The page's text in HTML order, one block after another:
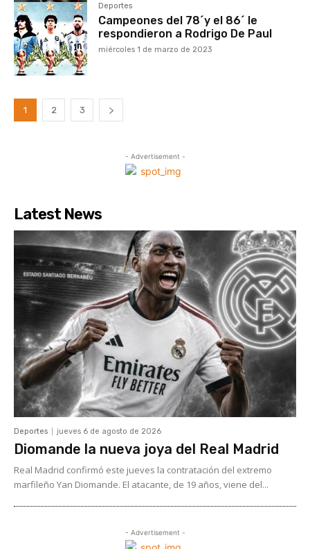
Deportes
Campeones del 78´y el 86´ le
respondieron a Rodrigo De Paul
miércoles 1 de marzo de 2023
1 2 3
- Advertisement -
Latest News
Deportes jueves 6 de agosto de 2026
Diomande la nueva joya del Real Madrid
Real Madrid confirmó este jueves la contratación del extremo
marfileño Yan Diomande. El atacante, de 19 años, viene del...
- Advertisement -